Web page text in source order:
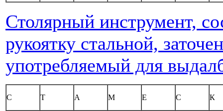
Столярный инструмент,
рукоятку стальной,
употребляемый для
С Т А М Е С К